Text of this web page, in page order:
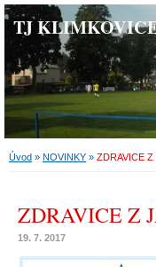
TJ
Úvod » NOVINKY » ZDRAVICE
ZDRAVICE Z
19. 7. 2017